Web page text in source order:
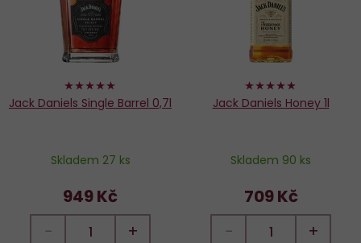
98%
Jack Daniels Single Barrel 0,7l
Skladem 27 ks
949 Kč
− +
96%
Jack Daniels Honey 1l
Skladem 90 ks
709 Kč
− +